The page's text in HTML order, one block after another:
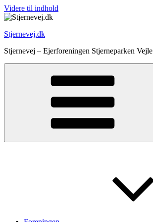
Videre til indhold
Stjernevej.dk
Stjernevej – Ejerforeningen Stjerneparken Vejle